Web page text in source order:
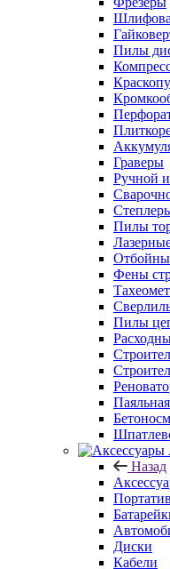
Пилы
Граверы
Ручной
Пилы
Фены
Пилы
Назад
Диски
Кабели